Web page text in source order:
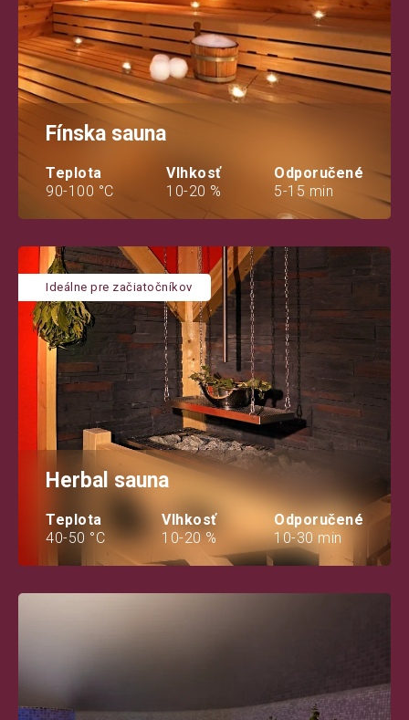
Fínska sauna
Teplota
90-100 °C
Vlhkosť
10-20 %
Odporučené
5-15 min
Ideálne pre začiatočníkov
Herbal sauna
Teplota
40-50 °C
Vlhkosť
10-20 %
Odporučené
10-30 min